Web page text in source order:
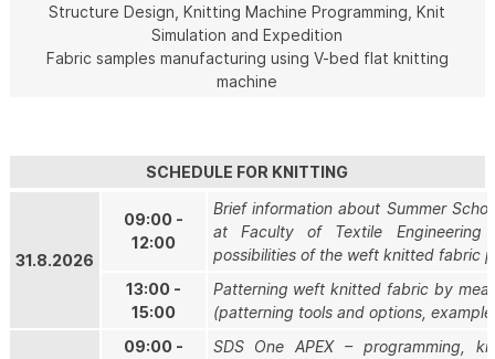
Structure Design, Knitting Machine Programming, Knit
Simulation and Expedition
Fabric samples manufacturing using V-bed flat knitting
machine
SCHEDULE FOR KNITTING
31.8.2026
09:00 -
12:00
Brief information about Summer
at Faculty of Textile Engineering
possibilities of the weft knitted fabric
13:00 -
15:00
Patterning weft knitted fabric by
(patterning tools and options,
09:00 -
SDS One APEX – programming,